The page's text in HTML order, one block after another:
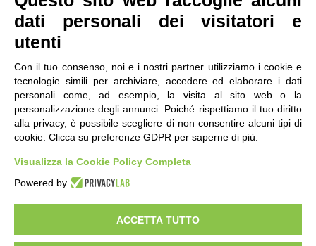
contatti| qualità accessibilità |privacy|
note legali
IRES Piemonte - Istituto di Ricerche Economico
Sociali del Piemonte
Via Nizza 18, 10125 Torino - C.F.80084650011
P.Iva 04328830015
© 2018 All Rights Reserved
dati personali dei visitatori e
utenti
Con il tuo consenso, noi e i nostri partner utilizziamo i cookie e
tecnologie simili per archiviare, accedere ed elaborare i dati
personali come, ad esempio, la visita al sito web o la
personalizzazione degli annunci. Poiché rispettiamo il tuo diritto
alla privacy, è possibile scegliere di non consentire alcuni tipi di
cookie. Clicca su preferenze GDPR per saperne di più.
Visualizza la Cookie Policy Completa
Powered by
ACCETTA TUTTO